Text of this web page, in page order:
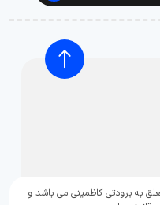
به برودتی کاظمینی می باشد و